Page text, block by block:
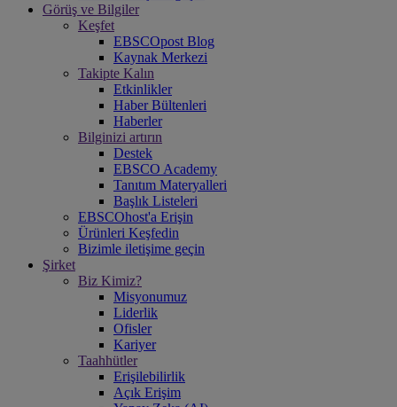
Görüş ve Bilgiler
Keşfet
EBSCOpost Blog
Kaynak Merkezi
Takipte Kalın
Etkinlikler
Haber Bültenleri
Haberler
Bilginizi artırın
Destek
EBSCO Academy
Tanıtım Materyalleri
Başlık Listeleri
EBSCOhost'a Erişin
Ürünleri Keşfedin
Bizimle iletişime geçin
Şirket
Biz Kimiz?
Misyonumuz
Liderlik
Ofisler
Kariyer
Taahhütler
Erişilebilirlik
Açık Erişim